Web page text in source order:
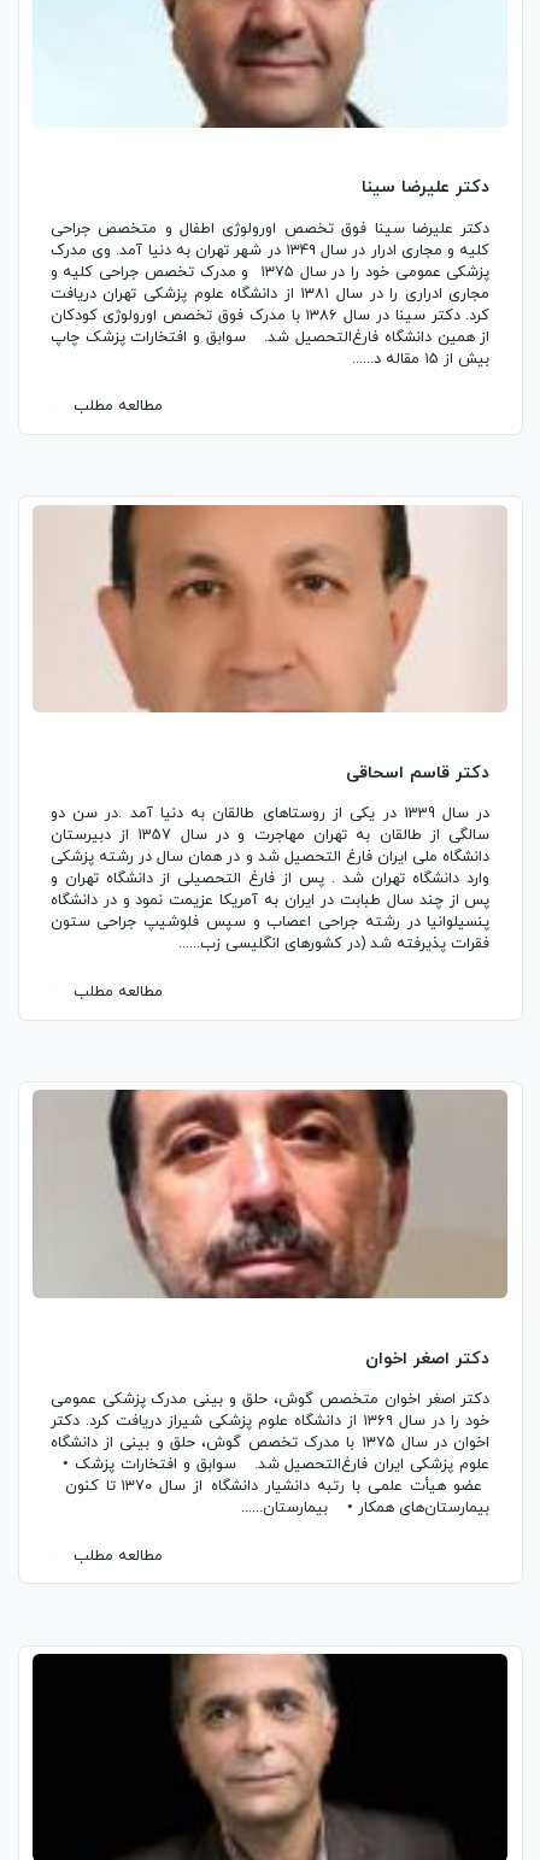
دکتر علیرضا سینا
دکتر علیرضا سینا فوق تخصص اورولوژی اطفال و متخصص جراحی
کلیه و مجاری ادرار در سال ۱۳۴۹ در شهر تهران به دنیا آمد. وی مدرک
پزشکی عمومی خود را در سال ۱۳۷۵ و مدرک تخصص جراحی کلیه و
مجاری ادراری را در سال ۱۳۸۱ از دانشگاه علوم پزشکی تهران دریافت
کرد. دکتر سینا در سال ۱۳۸۶ با مدرک فوق تخصص اورولوژی کودکان
از همین دانشگاه فارغ‌التحصیل شد. سوابق و افتخارات پزشک چاپ
بیش از ۱۵ مقاله د......
مطالعه مطلب
دکتر قاسم اسحاقی
در سال 1339 در یکی از روستاهای طالقان به دنیا آمد .در سن دو
سالگی از طالقان به تهران مهاجرت و در سال 1357 از دبیرستان
دانشگاه ملی ایران فارغ التحصیل شد و در همان سال در رشته پزشکی
وارد دانشگاه تهران شد . پس از فارغ التحصیلی از دانشگاه تهران و
پس از چند سال طبابت در ایران به آمریکا عزیمت نمود و در دانشگاه
پنسیلوانیا در رشته جراحی اعصاب و سپس فلوشیپ جراحی ستون
فقرات پذیرفته شد (در کشورهای انگليسی زب......
مطالعه مطلب
دکتر اصغر اخوان
دکتر اصغر اخوان متخصص گوش، حلق و بینی مدرک پزشکی عمومی
خود را در سال ۱۳۶۹ از دانشگاه علوم پزشکی شیراز دریافت کرد. دکتر
اخوان در سال ۱۳۷۵ با مدرک تخصص گوش، حلق و بینی از دانشگاه
علوم پزشکی ایران فارغ‌التحصیل شد. سوابق و افتخارات پزشک •
عضو هیأت علمی با رتبه دانشیار دانشگاه از سال ۱۳۷۰ تا کنون
بیمارستان‌های همکار • بیمارستان......
مطالعه مطلب